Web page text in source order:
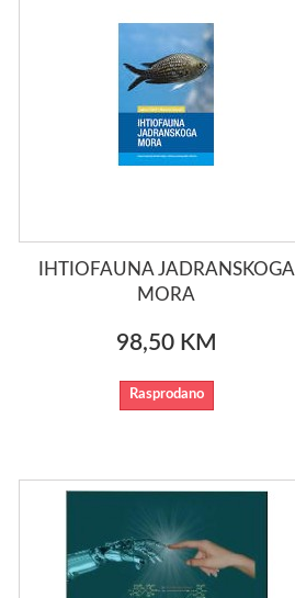
IHTIOFAUNA JADRANSKOGA
MORA
98,50 KM
Rasprodano